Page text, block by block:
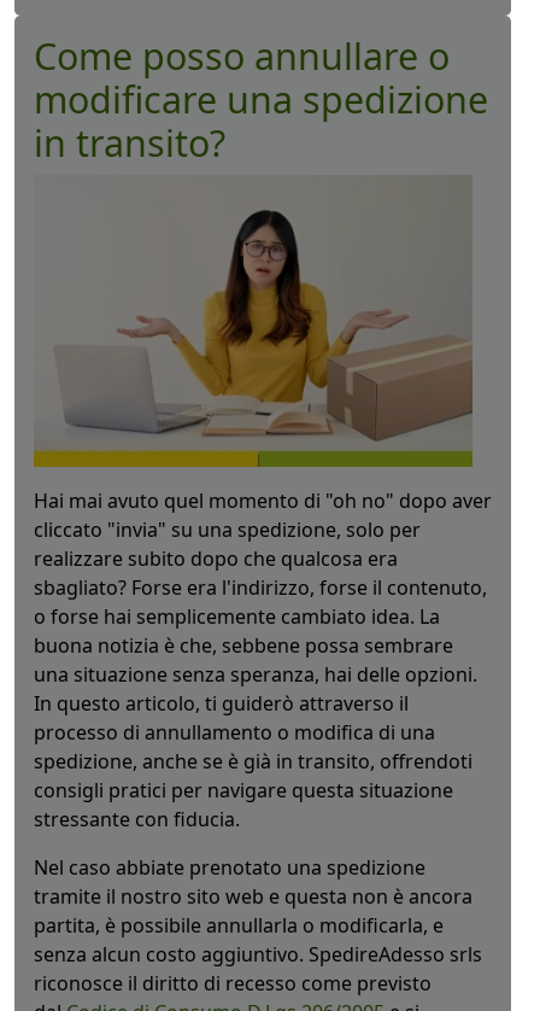
Come posso annullare o
modificare una spedizione
in transito?
Hai mai avuto quel momento di "oh no" dopo aver
cliccato "invia" su una spedizione, solo per
realizzare subito dopo che qualcosa era
sbagliato? Forse era l'indirizzo, forse il contenuto,
o forse hai semplicemente cambiato idea. La
buona notizia è che, sebbene possa sembrare
una situazione senza speranza, hai delle opzioni.
In questo articolo, ti guiderò attraverso il
processo di annullamento o modifica di una
spedizione, anche se è già in transito, offrendoti
consigli pratici per navigare questa situazione
stressante con fiducia.
Nel caso abbiate prenotato una spedizione
tramite il nostro sito web e questa non è ancora
partita, è possibile annullarla o modificarla, e
senza alcun costo aggiuntivo. SpedireAdesso srls
riconosce il diritto di recesso come previsto